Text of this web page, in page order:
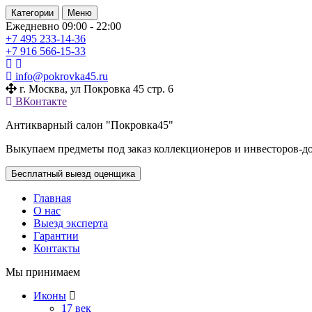
Категории Меню
Ежедневно 09:00 - 22:00
+7 495 233-14-36
+7 916 566-15-33
info@pokrovka45.ru
г. Москва, ул Покровка 45 стр. 6
ВКонтакте
Антикварный салон "Покровка45"
Выкупаем предметы под заказ коллекционеров и инвесторов-
Бесплатный выезд оценщика
Главная
О нас
Выезд эксперта
Гарантии
Контакты
Мы принимаем
Иконы
17 век